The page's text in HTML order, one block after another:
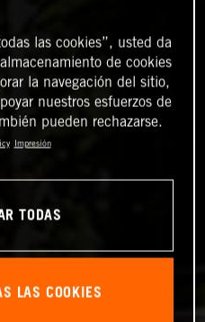
las cookies”, usted da
de cookies
la navegación del sitio,
nuestros esfuerzos de
pueden rechazarse.
Impresión
TODAS
LAS COOKIES